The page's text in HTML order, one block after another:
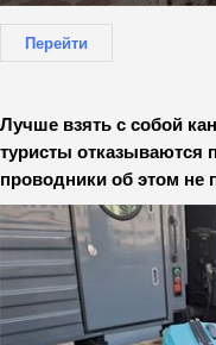
Перейти
Лучше взять с собой
туристы отказываются
проводники об этом не